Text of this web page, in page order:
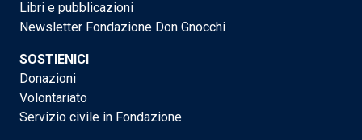
Libri e pubblicazioni
Newsletter Fondazione Don Gnocchi
SOSTIENICI
Donazioni
Volontariato
Servizio civile in Fondazione